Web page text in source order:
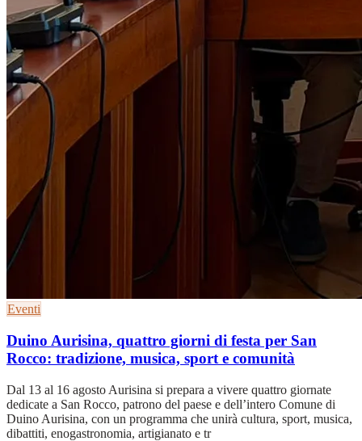
Eventi
Duino Aurisina, quattro giorni di festa per San
Rocco: tradizione, musica, sport e comunità
Dal 13 al 16 agosto Aurisina si prepara a vivere quattro giornate
dedicate a San Rocco, patrono del paese e dell’intero Comune di
Duino Aurisina, con un programma che unirà cultura, sport, musica,
dibattiti, enogastronomia, artigianato e tr